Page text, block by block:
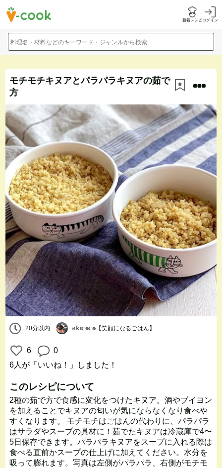
新着レシピログイン
料理名・材料などのキーワード・ジャンルから検索
モチモチキヌアとパラパラキヌアの茹で
方
20分以内 𝕒𝕜𝕚𝕔𝕠𝕔𝕠【笑顔になるごはん】
6
0
6人 が「いいね！」しました！
このレシピについて
2種の茹で方で食感に変化をつけたキヌア。酒やブイヨン
を加えることでキヌアの匂いが気にならなくなり食べや
すくなります。 モチモチはごはんの代わりに、パラパラ
はサラダやスープの具材に！茹でたキヌアは冷蔵庫で4〜
5日保存できます。パラパラキヌアをスープに入れる際は
食べる直前かスープの仕上げに加えてください。水分を
吸って膨れます。写真は左側がパラパラ、右側がモチモ